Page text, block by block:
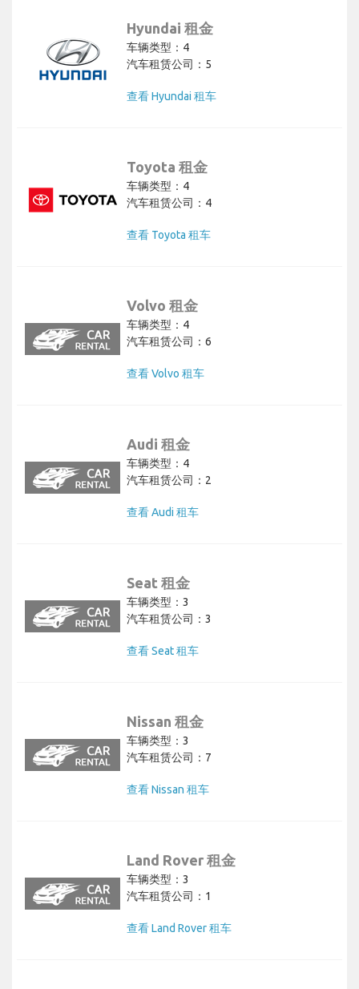
Hyundai 租金
车辆类型：4
汽车租赁公司：5
查看 Hyundai 租车
Toyota 租金
车辆类型：4
汽车租赁公司：4
查看 Toyota 租车
Volvo 租金
车辆类型：4
汽车租赁公司：6
查看 Volvo 租车
Audi 租金
车辆类型：4
汽车租赁公司：2
查看 Audi 租车
Seat 租金
车辆类型：3
汽车租赁公司：3
查看 Seat 租车
Nissan 租金
车辆类型：3
汽车租赁公司：7
查看 Nissan 租车
Land Rover 租金
车辆类型：3
汽车租赁公司：1
查看 Land Rover 租车